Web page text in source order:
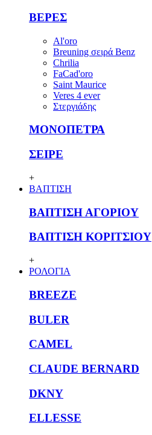
ΒΕΡΕΣ
Al'oro
Breuning σειρά Benz
Chrilia
FaCad'oro
Saint Maurice
Veres 4 ever
Στεργιάδης
ΜΟΝΟΠΕΤΡΑ
ΣΕΙΡΕ
+
ΒΑΠΤΙΣΗ
ΒΑΠΤΙΣΗ ΑΓΟΡΙΟΥ
ΒΑΠΤΙΣΗ ΚΟΡΙΤΣΙΟΥ
+
ΡΟΛΟΓΙΑ
BREEZE
BULER
CAMEL
CLAUDE BERNARD
DKNY
ELLESSE